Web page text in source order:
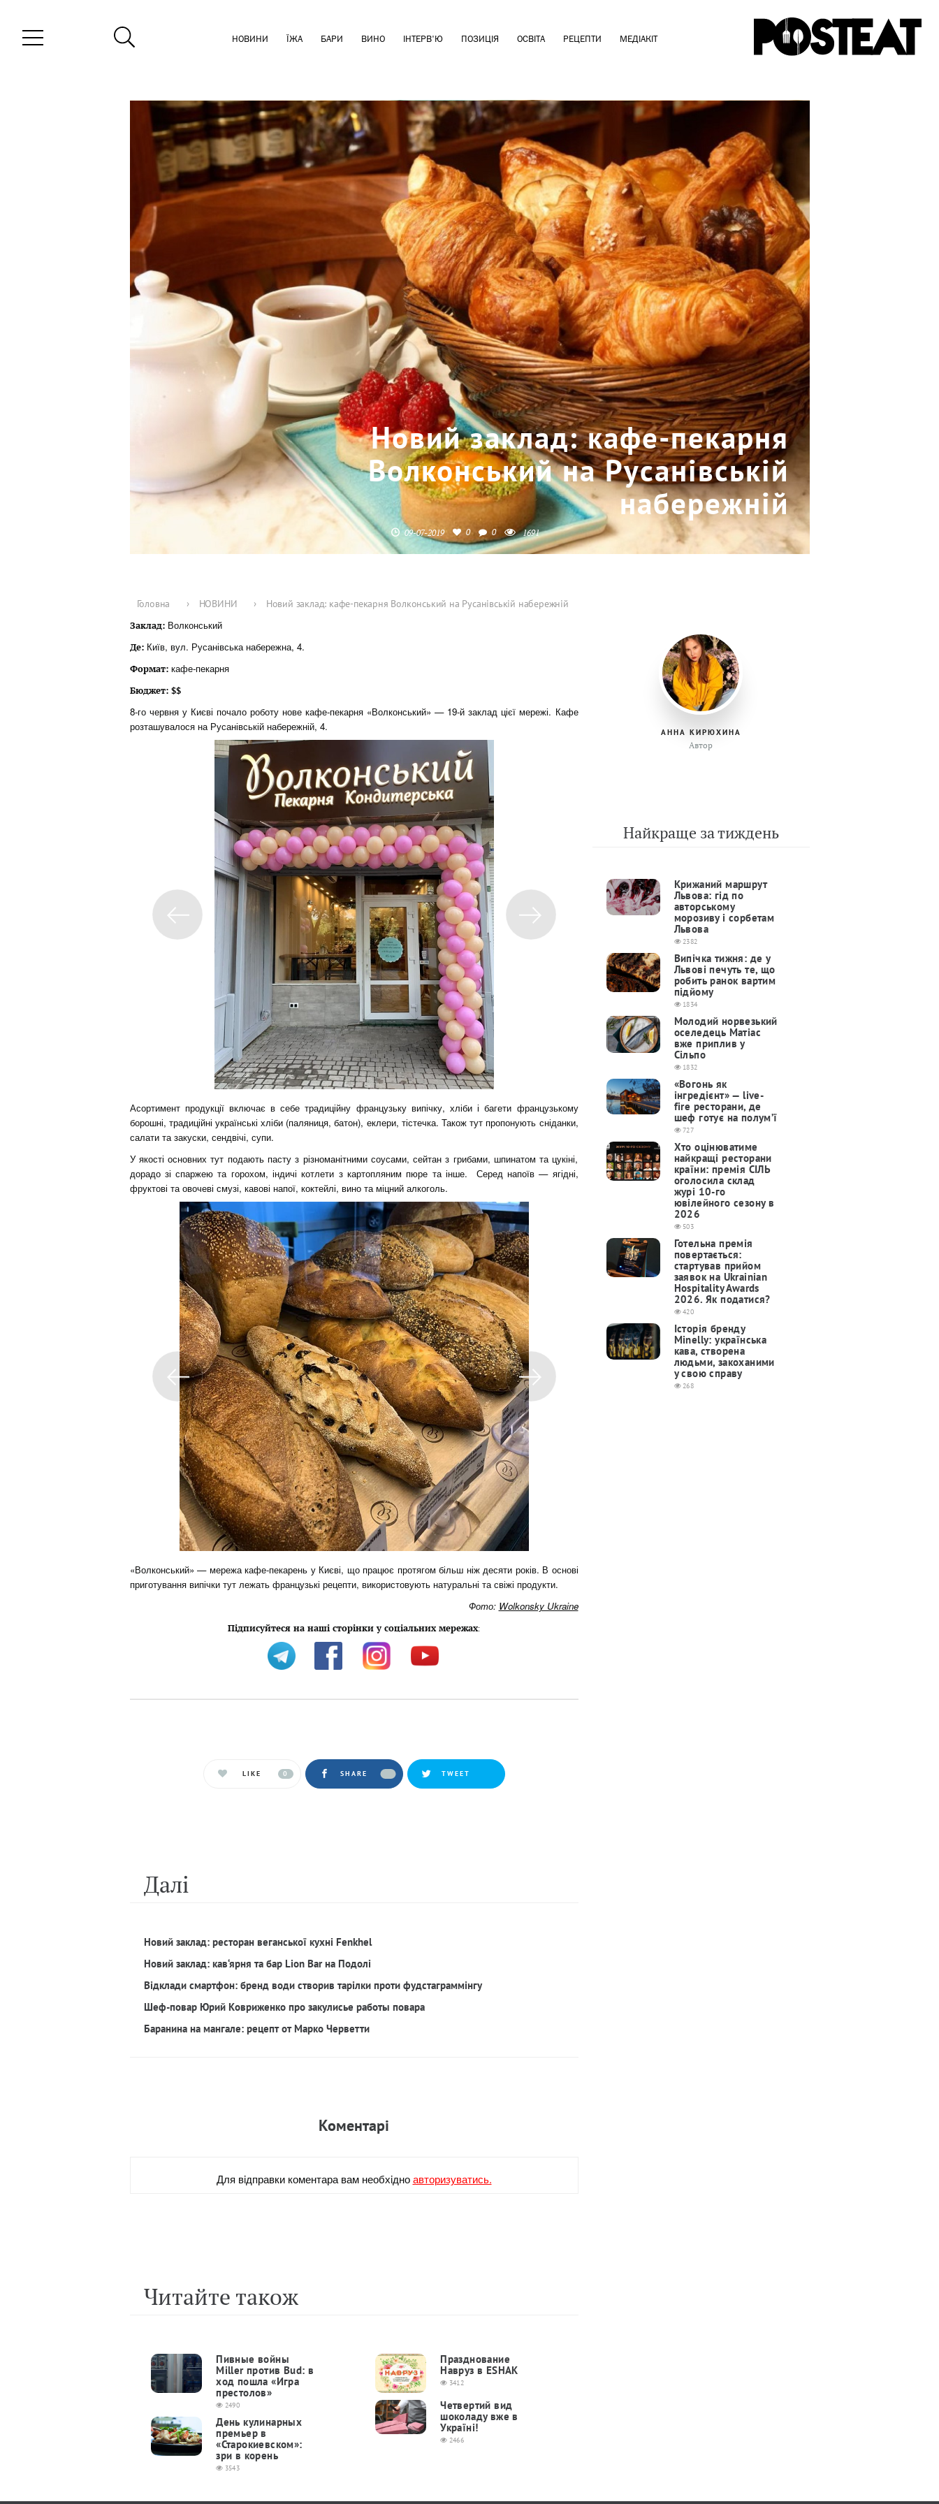
НОВИНИ ЇЖА БАРИ ВИНО ІНТЕРВ'Ю ПОЗИЦІЯ ОСВІТА РЕЦЕПТИ МЕДІАКІТ
Новий заклад: кафе-пекарня
Волконський на Русанівській
набережній
09-07-2019 0 0 1691
Головна › НОВИНИ ›
Новий заклад: кафе-пекарня Волконський на Русанівській набережній
Заклад: Волконський
Де: Київ, вул. Русанівська набережна, 4.
Формат:кафе-пекарня
Бюджет: $$
8-го червня у Києві почало роботу нове кафе-пекарня «Волконський» — 19-й заклад цієї мережі. Кафе
розташувалося на Русанівській набережній, 4.
Асортимент продукції включає в себе традиційну французьку випічку, хліби і багети французькому
борошні, традиційні українські хліби (паляниця, батон), еклери, тістечка. Також тут пропонують сніданки,
салати та закуски, сендвічі, супи.
У якості основних тут подають пасту з різноманітними соусами, сейтан з грибами, шпинатом та цукіні,
дорадо зі спаржею та горохом, індичі котлети з картопляним пюре та інше. Серед напоїв — ягідні,
фруктові та овочеві смузі, кавові напої, коктейлі, вино та міцний алкоголь.
«Волконський» — мережа кафе-пекарень у Києві, що працює протягом більш ніж десяти років. В основі
приготування випічки тут лежать французькі рецепти, використовують натуральні та свіжі продукти.
Фото: Wolkonsky Ukraine
Підписуйтеся на наші сторінки у соціальних мережах:
LIKE 0 SHARE TWEET
Далi
Новий заклад: ресторан веганської кухні Fenkhel
Новий заклад: кав‘ярня та бар Lion Bar на Подолі
Відклади смартфон: бренд води створив тарілки проти фудстаграммінгу
Шеф-повар Юрий Ковриженко про закулисье работы повара
Баранина на мангале: рецепт от Марко Черветти
Коментарi
Для вiдправки коментара вам необхiдноавторизуватись.
Читайте також
Пивные войны
Miller против Bud: в
ход пошла «Игра
престолов»
2490
День кулинарных
премьер в
«Старокиевском»:
зри в корень
3543
Празднование
Навруз в ESHAK
3412
Четвертий вид
шоколаду вже в
Україні!
2466
АННА КИРЮХИНА
Автор
Найкраще за тиждень
Крижаний маршрут
Львова: гід по
авторському
морозиву і сорбетам
Львова
2382
Випічка тижня: де у
Львові печуть те, що
робить ранок вартим
підйому
1834
Молодий норвезький
оселедець Матіас
вже приплив у
Сільпо
1832
«Вогонь як
інгредієнт» — live-
fire ресторани, де
шеф готує на полум’ї
727
Хто оцінюватиме
найкращі ресторани
країни: премія СІЛЬ
оголосила склад
журі 10-го
ювілейного сезону в
2026
503
Готельна премія
повертається:
cтартував прийом
заявок на Ukrainian
Hospitality Awards
2026. Як податися?
420
Історія бренду
Minelly: українська
кава, створена
людьми, закоханими
у свою справу
268